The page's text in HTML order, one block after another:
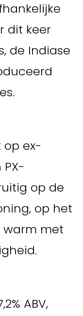
dit keer
de Indiase
op ex-
op de
op het
met
ABV,